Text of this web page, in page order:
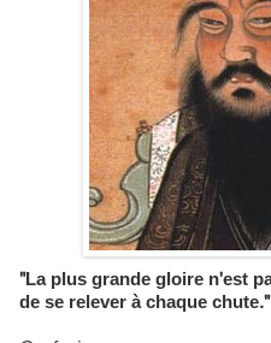
"La plus grande gloire n'est pas de ne jamais tomber, mais
de se relever à chaque chute."